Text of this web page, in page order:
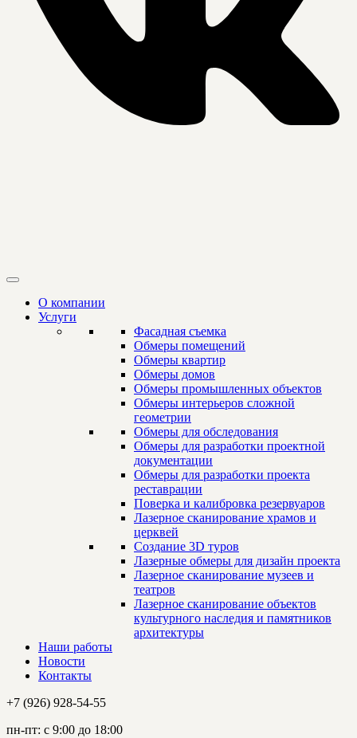
О компании
Услуги
Фасадная съемка
Обмеры помещений
Обмеры квартир
Обмеры домов
Обмеры промышленных объектов
Обмеры интерьеров сложной
геометрии
Обмеры для обследования
Обмеры для разработки проектной
документации
Обмеры для разработки проекта
реставрации
Поверка и калибровка резервуаров
Лазерное сканирование храмов и
церквей
Создание 3D туров
Лазерные обмеры для дизайн проекта
Лазерное сканирование музеев и
театров
Лазерное сканирование объектов
культурного наследия и памятников
архитектуры
Наши работы
Новости
Контакты
+7 (926) 928-54-55
пн-пт: с 9:00 до 18:00